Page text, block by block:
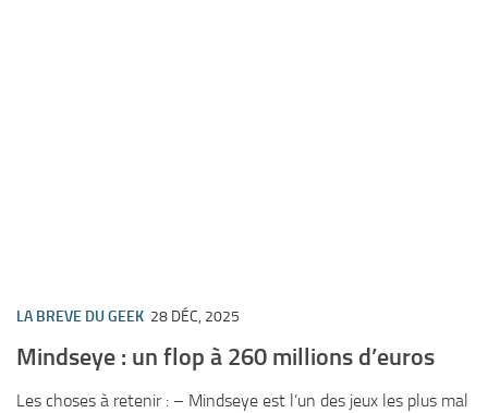
LA BREVE DU GEEK 28 DÉC, 2025
Mindseye : un flop à 260 millions d’euros
Les choses à retenir : – Mindseye est l’un des jeux les plus mal